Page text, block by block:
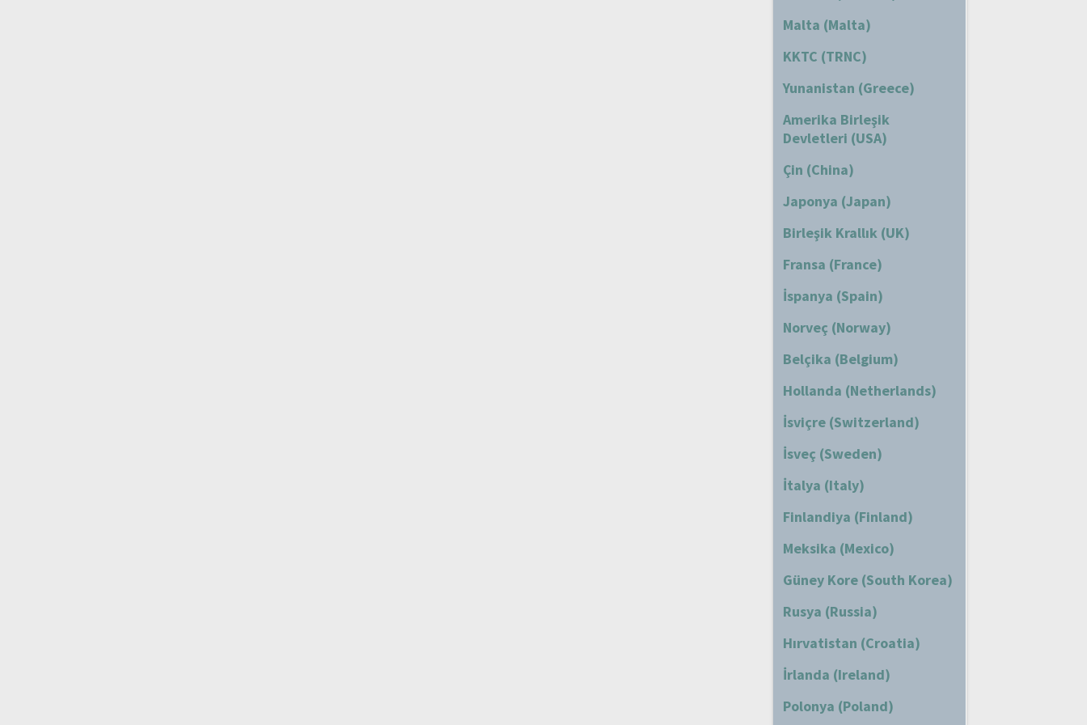
Malta (Malta)
KKTC (TRNC)
Yunanistan (Greece)
Amerika Birleşik
Devletleri (USA)
Çin (China)
Japonya (Japan)
Birleşik Krallık (UK)
Fransa (France)
İspanya (Spain)
Norveç (Norway)
Belçika (Belgium)
Hollanda (Netherlands)
İsviçre (Switzerland)
İsveç (Sweden)
İtalya (Italy)
Finlandiya (Finland)
Meksika (Mexico)
Güney Kore (South Korea)
Rusya (Russia)
Hırvatistan (Croatia)
İrlanda (Ireland)
Polonya (Poland)